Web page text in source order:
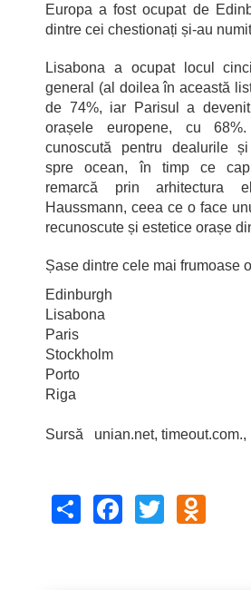
Europa a fost ocupat de
dintre cei chestionați și-au
Lisabona a ocupat locul
general (al doilea în această
de 74%, iar Parisul a
orașele europene, cu
cunoscută pentru dealurile
spre ocean, în timp ce
remarcă prin arhitectura
Haussmann, ceea ce o face
recunoscute și estetice orașe
Șase dintre cele mai frumoase
Edinburgh
Lisabona
Paris
Stockholm
Porto
Riga
Sursă unian.net, timeout.com.,
Share FacebookTwitter